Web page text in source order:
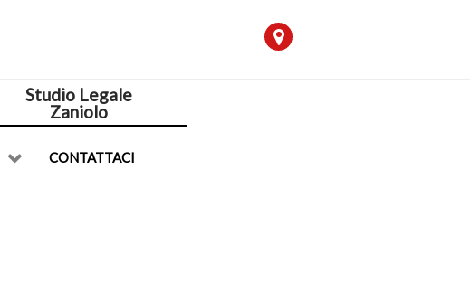
Studio Legale
Zaniolo
CONTATTACI